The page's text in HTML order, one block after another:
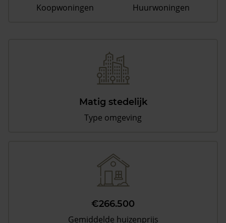
Koopwoningen
Huurwoningen
Matig stedelijk
Type omgeving
€266.500
Gemiddelde huizenprijs